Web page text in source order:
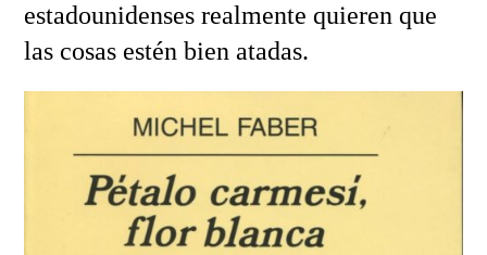
estadounidenses realmente quieren que
las cosas estén bien atadas.